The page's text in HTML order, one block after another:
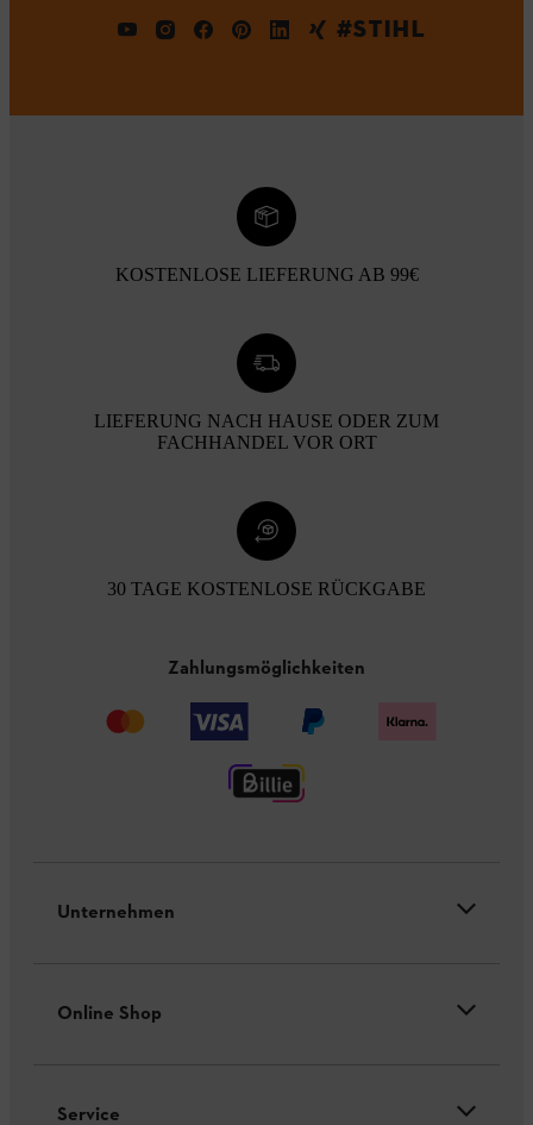
#STIHL
KOSTENLOSE LIEFERUNG AB 99€
LIEFERUNG NACH HAUSE ODER ZUM
FACHHANDEL VOR ORT
30 TAGE KOSTENLOSE RÜCKGABE
Zahlungsmöglichkeiten
Unternehmen
Online Shop
Service